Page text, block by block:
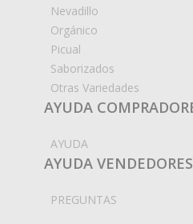
Nevadillo
Orgánico
Picual
Saborizados
Otras Variedades
AYUDA
AYUDA
AYUDA VENDEDORES
PREGUNTAS